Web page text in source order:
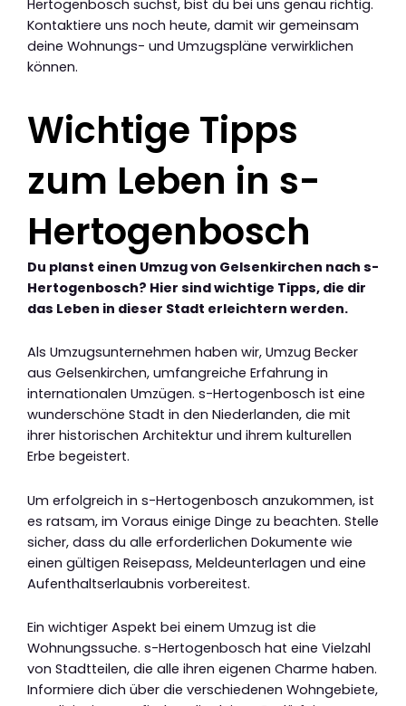
Hertogenbosch suchst, bist du bei uns genau richtig.
Kontaktiere uns noch heute, damit wir gemeinsam
deine Wohnungs- und Umzugspläne verwirklichen
können.
Wichtige Tipps
zum Leben in s-
Hertogenbosch
Du planst einen Umzug von Gelsenkirchen nach s-
Hertogenbosch? Hier sind wichtige Tipps, die dir
das Leben in dieser Stadt erleichtern werden.
Als Umzugsunternehmen haben wir, Umzug Becker
aus Gelsenkirchen, umfangreiche Erfahrung in
internationalen Umzügen. s-Hertogenbosch ist eine
wunderschöne Stadt in den Niederlanden, die mit
ihrer historischen Architektur und ihrem kulturellen
Erbe begeistert.
Um erfolgreich in s-Hertogenbosch anzukommen, ist
es ratsam, im Voraus einige Dinge zu beachten. Stelle
sicher, dass du alle erforderlichen Dokumente wie
einen gültigen Reisepass, Meldeunterlagen und eine
Aufenthaltserlaubnis vorbereitest.
Ein wichtiger Aspekt bei einem Umzug ist die
Wohnungssuche. s-Hertogenbosch hat eine Vielzahl
von Stadtteilen, die alle ihren eigenen Charme haben.
Informiere dich über die verschiedenen Wohngebiete,